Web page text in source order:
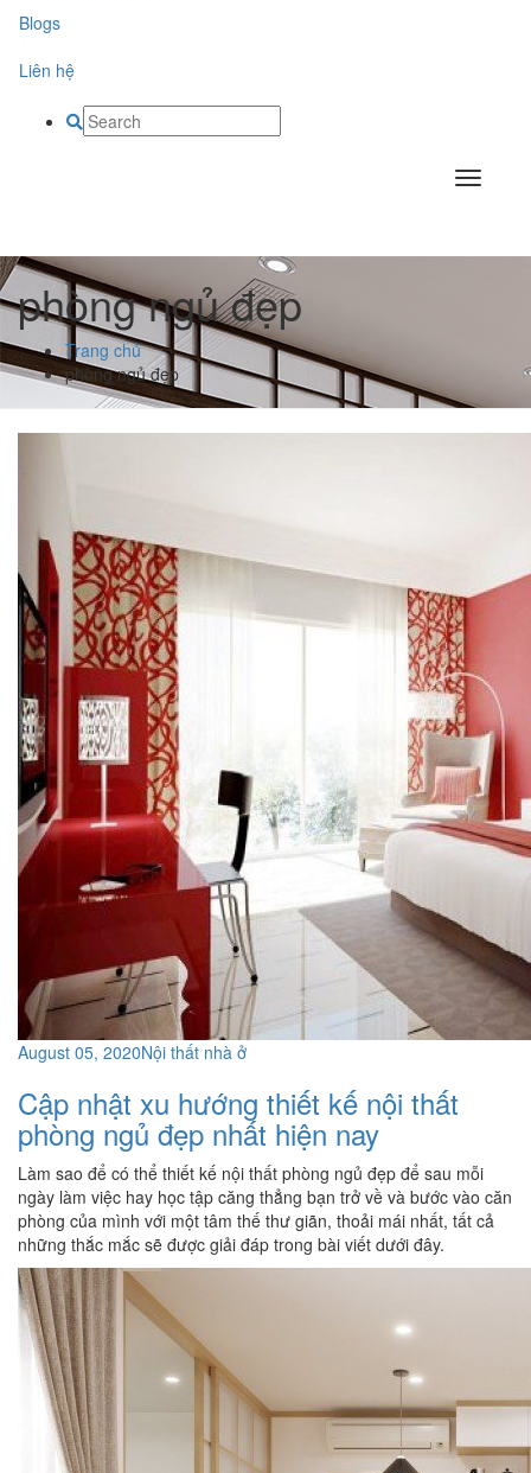
Blogs
Liên hệ
phòng ngủ đẹp
Trang chủ
phòng ngủ đẹp
August 05, 2020Nội thất nhà ở
Cập nhật xu hướng thiết kế nội thất
phòng ngủ đẹp nhất hiện nay
Làm sao để có thể thiết kế nội thất phòng ngủ đẹp để sau mỗi
ngày làm việc hay học tập căng thẳng bạn trở về và bước vào căn
phòng của mình với một tâm thế thư giãn, thoải mái nhất, tất cả
những thắc mắc sẽ được giải đáp trong bài viết dưới đây.